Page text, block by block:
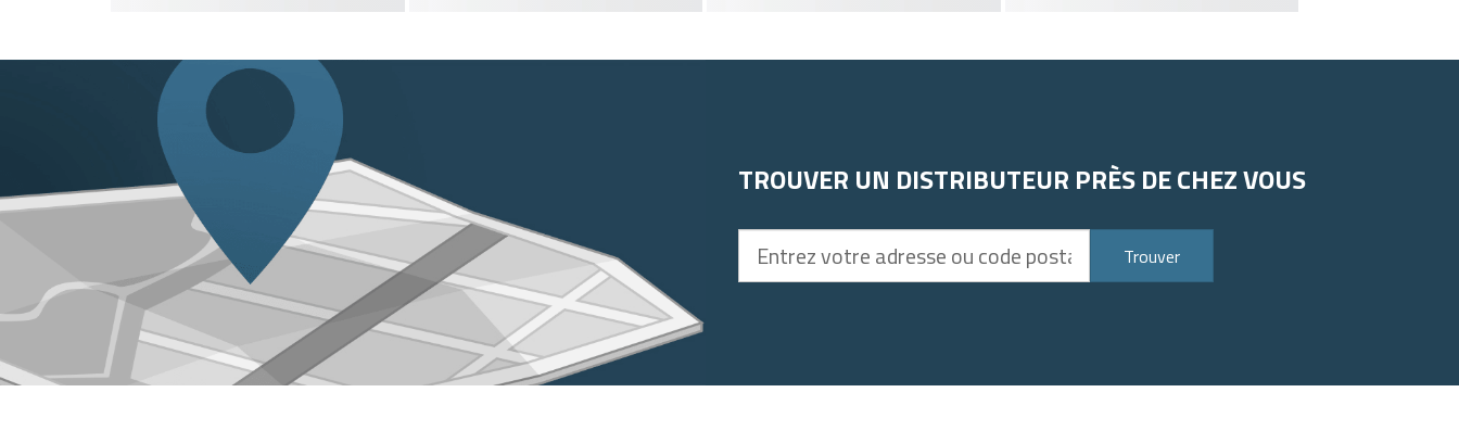
TROUVER UN DISTRIBUTEUR PRÈS DE CHEZ VOUS
votre
Trouver